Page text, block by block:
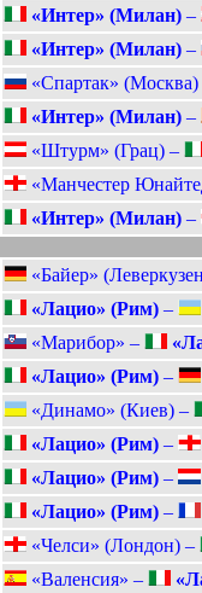
«Интер» (Милан)–
«Интер» (Милан)–
«Спартак»
«Интер» (Милан)–
«Штурм» (Грац) –
«Манчестер
«Интер» (Милан)–
«Байер»
«Лацио» (Рим)–
«Марибор» –
«Лацио» (Рим)–
«Динамо» (Киев) –
«Лацио» (Рим)–
«Лацио» (Рим)–
«Лацио» (Рим)–
«Челси» (Лондон) –
«Валенсия» –